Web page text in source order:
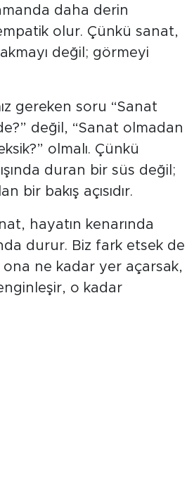
daha derin
olur. Çünkü sanat,
değil; görmeyi
gereken soru “Sanat
değil, “Sanat olmadan
olmalı. Çünkü
duran bir süs değil;
bir bakış açısıdır.
hayatın kenarında
durur. Biz fark etsek de
ne kadar yer açarsak,
o kadar